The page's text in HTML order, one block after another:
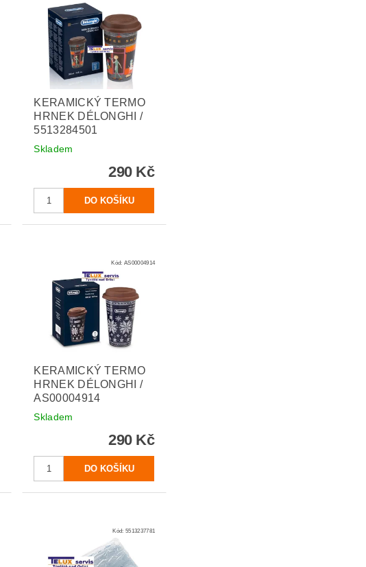
KERAMICKÝ TERMO
HRNEK DÉLONGHI /
5513284501
Skladem
290 Kč
Kód:AS00004914
KERAMICKÝ TERMO
HRNEK DÉLONGHI /
AS00004914
Skladem
290 Kč
Kód:5513237781